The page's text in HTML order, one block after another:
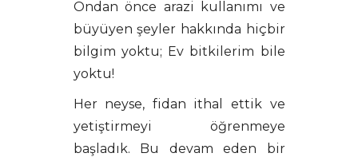
Ondan önce arazi kullanımı ve
büyüyen şeyler hakkında hiçbir
bilgim yoktu; Ev bitkilerim bile
yoktu!
Her neyse, fidan ithal ettik ve
yetiştirmeyi öğrenmeye
başladık. Bu devam eden bir